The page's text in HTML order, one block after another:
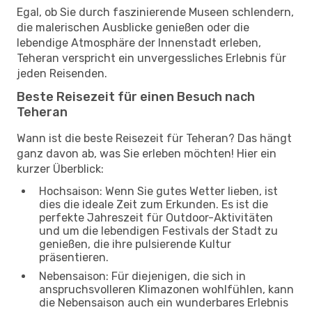
Egal, ob Sie durch faszinierende Museen schlendern,
die malerischen Ausblicke genießen oder die
lebendige Atmosphäre der Innenstadt erleben,
Teheran verspricht ein unvergessliches Erlebnis für
jeden Reisenden.
Beste Reisezeit für einen Besuch nach
Teheran
Wann ist die beste Reisezeit für Teheran? Das hängt
ganz davon ab, was Sie erleben möchten! Hier ein
kurzer Überblick:
Hochsaison: Wenn Sie gutes Wetter lieben, ist
dies die ideale Zeit zum Erkunden. Es ist die
perfekte Jahreszeit für Outdoor-Aktivitäten
und um die lebendigen Festivals der Stadt zu
genießen, die ihre pulsierende Kultur
präsentieren.
Nebensaison: Für diejenigen, die sich in
anspruchsvolleren Klimazonen wohlfühlen, kann
die Nebensaison auch ein wunderbares Erlebnis